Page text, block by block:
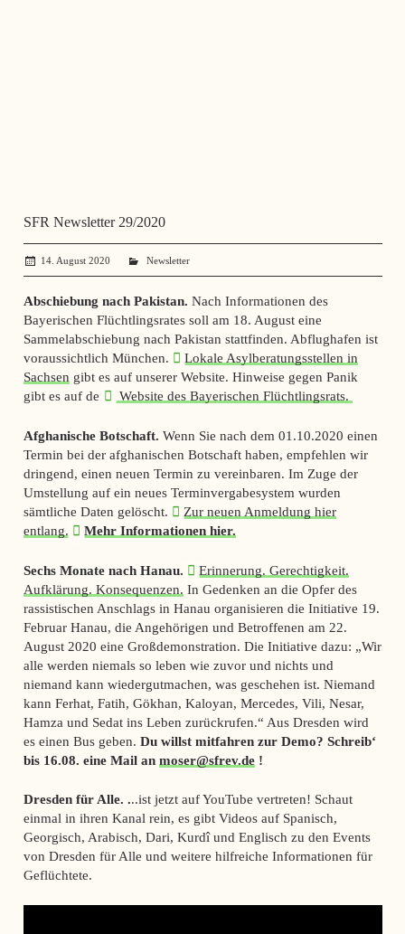
SFR Newsletter 29/2020
14. August 2020 administrator
Newsletter
Abschiebung nach Pakistan. Nach Informationen des
Bayerischen Flüchtlingsrates soll am 18. August eine
Sammelabschiebung nach Pakistan stattfinden. Abflughafen ist
voraussichtlich München.
Lokale Asylberatungsstellen in
Sachsen gibt es auf unserer Website. Hinweise gegen Panik
gibt es auf der
Website des Bayerischen Flüchtlingsrats.
Afghanische Botschaft. Wenn Sie nach dem 01.10.2020 einen
Termin bei der afghanischen Botschaft haben, empfehlen wir
dringend, einen neuen Termin zu vereinbaren. Im Zuge der
Umstellung auf ein neues Terminvergabesystem wurden
sämtliche Daten gelöscht.
Zur neuen Anmeldung hier
entlang.
Mehr Informationen hier.
Sechs Monate nach Hanau.
Erinnerung. Gerechtigkeit.
Aufklärung. Konsequenzen. In Gedenken an die Opfer des
rassistischen Anschlags in Hanau organisieren die Initiative 19.
Februar Hanau, die Angehörigen und Betroffenen am 22.
August 2020 eine Großdemonstration. Die Initiative dazu: „Wir
alle werden niemals so leben wie zuvor und nichts und
niemand kann wiedergutmachen, was geschehen ist. Niemand
kann Ferhat, Fatih, Gökhan, Kaloyan, Mercedes, Vili, Nesar,
Hamza und Sedat ins Leben zurückrufen.“ Aus Dresden wird
es einen Bus geben. Du willst mitfahren zur Demo? Schreib‘
bis 16.08. eine Mail an moser@sfrev.de!
Dresden für Alle. ...ist jetzt auf YouTube vertreten! Schaut
einmal in ihren Kanal rein, es gibt Videos auf Spanisch,
Georgisch, Arabisch, Dari, Kurdî und Englisch zu den Events
von Dresden für Alle und weitere hilfreiche Informationen für
Geflüchtete.